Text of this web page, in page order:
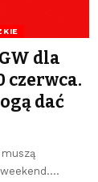
dla
czerwca.
dać
weekend.…